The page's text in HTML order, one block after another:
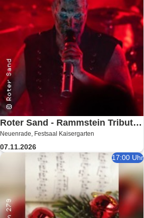
Roter Sand - Rammstein Tribute -
präsentiert vom Kaisergarten
Neuenrade
Neuenrade, Festsaal Kaisergarten
07.11.2026
17:00 Uhr